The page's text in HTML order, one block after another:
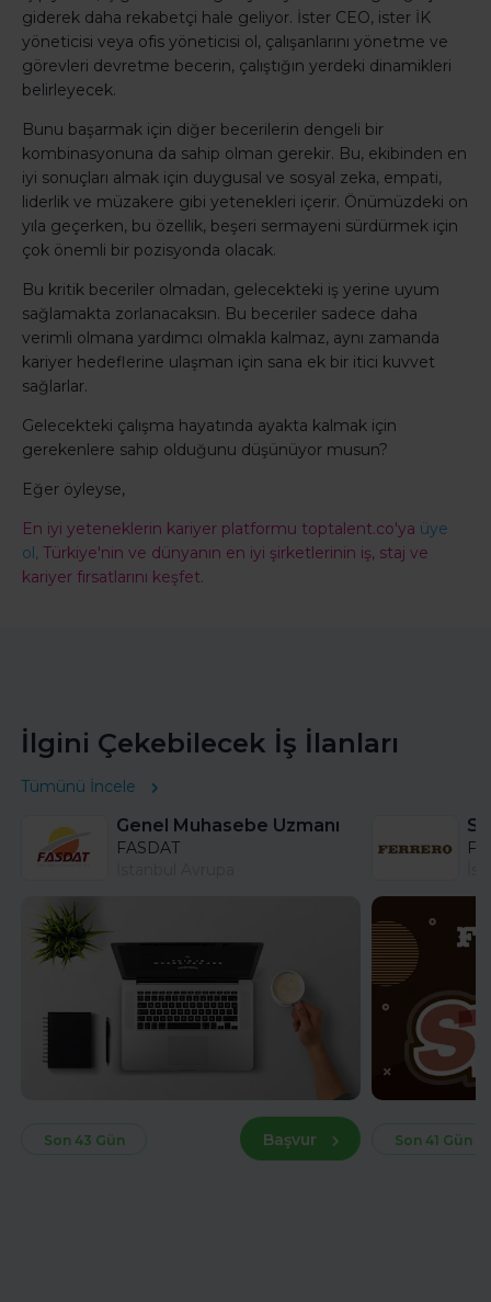
giderek daha rekabetçi hale geliyor. İster CEO, ister İK
yöneticisi veya ofis yöneticisi ol, çalışanlarını yönetme ve
görevleri devretme becerin, çalıştığın yerdeki dinamikleri
belirleyecek.
Bunu başarmak için diğer becerilerin dengeli bir
kombinasyonuna da sahip olman gerekir. Bu, ekibinden en
iyi sonuçları almak için duygusal ve sosyal zeka, empati,
liderlik ve müzakere gibi yetenekleri içerir. Önümüzdeki on
yıla geçerken, bu özellik, beşeri sermayeni sürdürmek için
çok önemli bir pozisyonda olacak.
Bu kritik beceriler olmadan, gelecekteki iş yerine uyum
sağlamakta zorlanacaksın. Bu beceriler sadece daha
verimli olmana yardımcı olmakla kalmaz, aynı zamanda
kariyer hedeflerine ulaşman için sana ek bir itici kuvvet
sağlarlar.
Gelecekteki çalışma hayatında ayakta kalmak için
gerekenlere sahip olduğunu düşünüyor musun?
Eğer öyleyse,
En iyi yeteneklerin kariyer platformu toptalent.co'ya üye
ol, Türkiye'nin ve dünyanın en iyi şirketlerinin iş, staj ve
kariyer fırsatlarını keşfet.
İlgini Çekebilecek İş İlanları
Tümünü İncele
Genel Muhasebe Uzmanı
FASDAT
Son 43 Gün Başvur Son 41 Gün